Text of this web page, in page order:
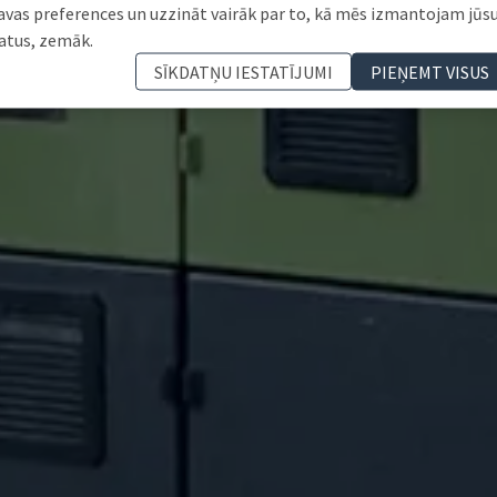
preferences un uzzināt vairāk par to, kā mēs izmantojam
zemāk.
SĪKDATŅU IESTATĪJUMI
PIEŅEMT VISUS